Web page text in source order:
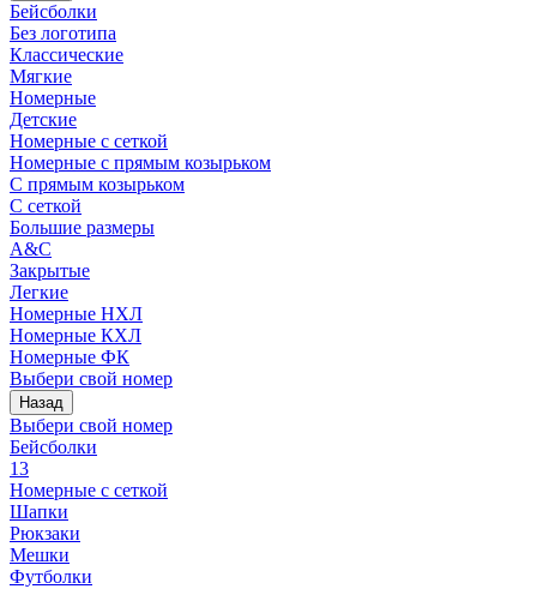
Бейсболки
Без логотипа
Классические
Мягкие
Номерные
Детские
Номерные с сеткой
Номерные с прямым козырьком
С прямым козырьком
С сеткой
Большие размеры
A&C
Закрытые
Легкие
Номерные НХЛ
Номерные КХЛ
Номерные ФК
Выбери свой номер
Назад
Выбери свой номер
Бейсболки
13
Номерные с сеткой
Шапки
Рюкзаки
Мешки
Футболки